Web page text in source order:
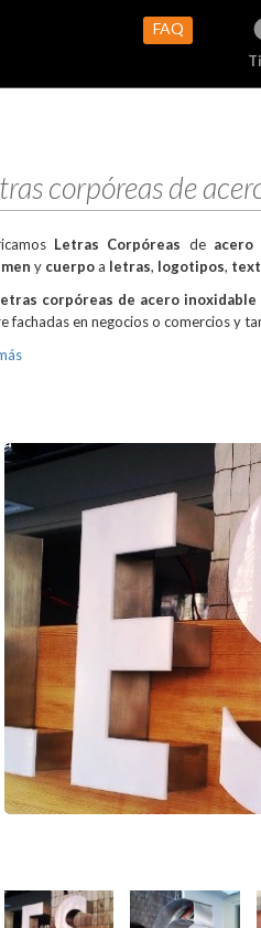
FAQ
corpóreas de
Letras Corpóreas deacero
y cuerpoa letras, logotipos,
corpóreas de acero inoxidable
fachadas en negocios o comercios y